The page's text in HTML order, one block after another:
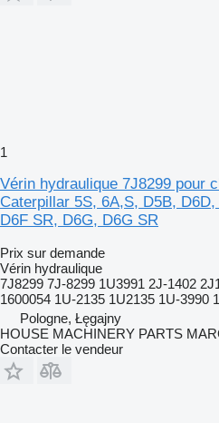
1
Vérin hydraulique 7J8299 pour
Caterpillar 5S, 6A,S, D5B,
D6F SR, D6G, D6G SR
Prix sur demande
Vérin hydraulique
7J8299 7J-8299 1U3991 2J-1402
1600054 1U-2135 1U2135 1U-3990
Pologne, Łęgajny
HOUSE MACHINERY PARTS
Contacter le vendeur